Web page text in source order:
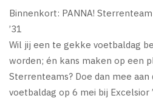
Binnenkort: PANNA!
’31
Wil jij een te gekke voetbaldag
worden; én kans maken op een
Sterrenteams? Doe dan mee
voetbaldag op 6 mei bij Excelsior